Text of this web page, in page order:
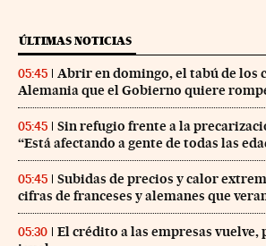
ÚLTIMAS NOTICIAS
05:45
Abrir en domingo, el tabú de los
Alemania que el Gobierno quiere
05:45
Sin refugio frente a la
“Está afectando a gente de todas las
05:45
Subidas de precios y calor
cifras de franceses y alemanes que
05:30
El crédito a las empresas vuelve,